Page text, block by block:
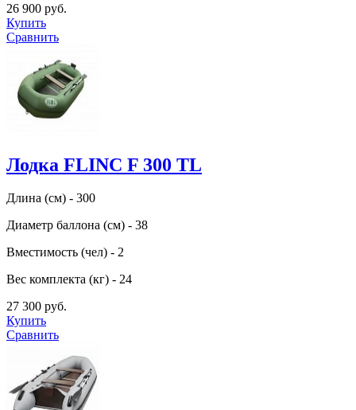
26 900 руб.
Купить
Сравнить
Лодка FLINC F 300 TL
Длина (см) - 300
Диаметр баллона (см) - 38
Вместимость (чел) - 2
Вес комплекта (кг) - 24
27 300 руб.
Купить
Сравнить